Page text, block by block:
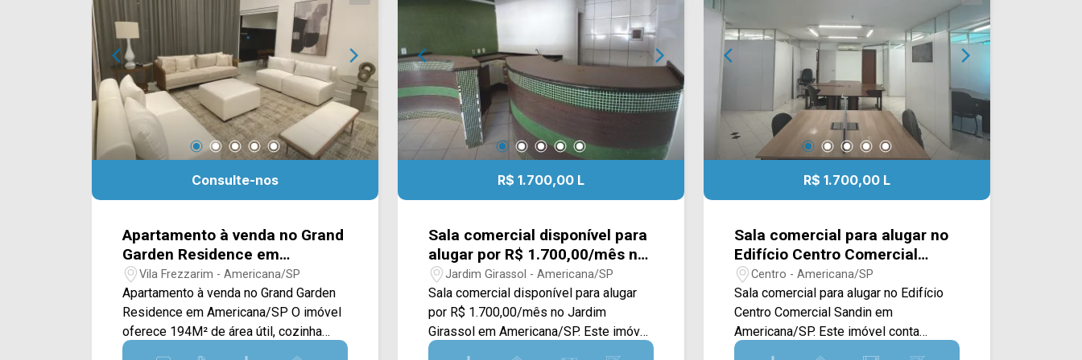
Telefone Arbix: (19) 3475-4546 ARBIX
IMÓVEIS - Presente em cada mudança!
sua visita!! WhatsApp e Telefone Arbix:
(19) 3475-4546 ARBIX IMÓVEIS -
Presente em cada mudança!
Consulte-nos
Apartamento à venda no Grand
Garden Residence em
Americana/SP
Vila Frezzarim - Americana/SP
Apartamento à venda no Grand Garden
Residence em Americana/SP O imóvel
oferece 194M² de área útil, cozinha
com acesso direto a sala de jantar, sala
R$ 1.700,00 L
Sala comercial disponível para
alugar por R$ 1.700,00/mês no
Jardim Girassol em
Americana/SP
Jardim Girassol - Americana/SP
Sala comercial disponível para alugar
por R$ 1.700,00/mês no Jardim
Girassol em Americana/SP. Este imóvel
conta com 25M² sendo dispostos em
R$ 1.700,00 L
Sala comercial para alugar no
Edifício Centro Comercial
Sandin em Americana/SP
Centro - Americana/SP
Sala comercial para alugar no Edifício
Centro Comercial Sandin em
Americana/SP. Este imóvel conta
100M² de construção, oferecendo uma